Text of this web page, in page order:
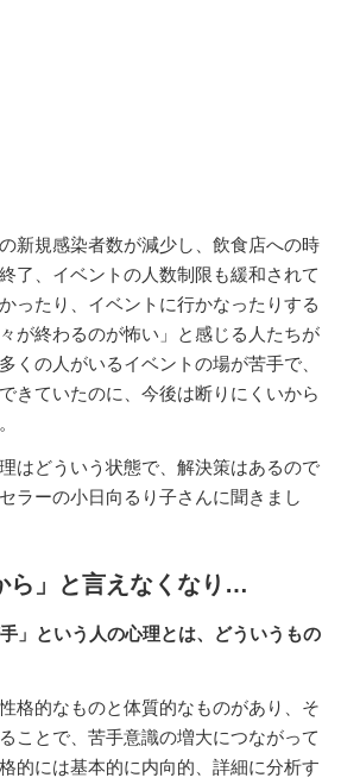
新規感染者数が減少し、飲食店への時
了、イベントの人数制限も緩和されて
ったり、イベントに行かなったりする
が終わるのが怖い」と感じる人たちが
くの人がいるイベントの場が苦手で、
きていたのに、今後は断りにくいから
はどういう状態で、解決策はあるので
ラーの小日向るり子さんに聞きまし
ら」と言えなくなり…
」という人の心理とは、どういうもの
格的なものと体質的なものがあり、そ
ことで、苦手意識の増大につながって
的には基本的に内向的、詳細に分析す